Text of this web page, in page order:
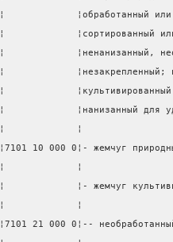
¦             ¦обработанный
¦             ¦сортированный
¦             ¦ненанизанный,
¦
¦
¦             ¦нанизанный для
¦             ¦
¦7101 10 000 0¦- жемчуг
¦             ¦
¦             ¦- жемчуг
¦             ¦
¦7101 21 000 0¦--